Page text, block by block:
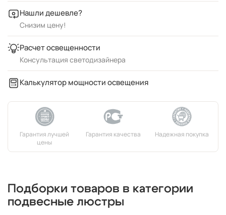
Нашли дешевле?
Снизим цену!
Расчет освещенности
Консультация светодизайнера
Калькулятор мощности освещения
Подборки товаров в категории
подвесные люстры